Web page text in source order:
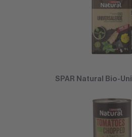
SPAR Natural Bio-